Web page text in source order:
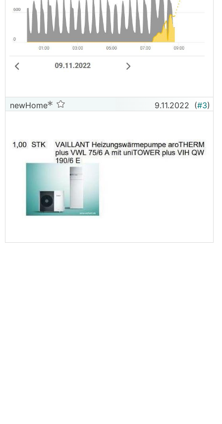
newHome 9.11.2022 (#3)